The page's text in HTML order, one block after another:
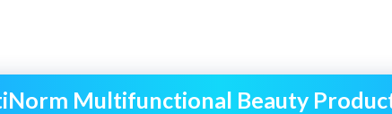
Multifunctional Beauty